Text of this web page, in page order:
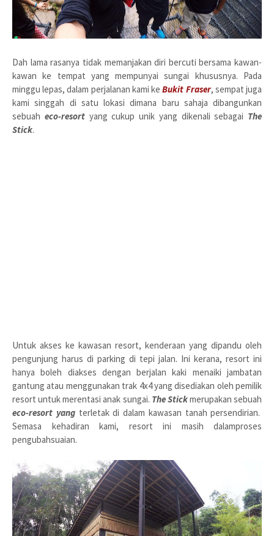
Dah lama rasanya tidak memanjakan diri bercuti bersama kawan-
kawan ke tempat yang mempunyai sungai khususnya. Pada
minggu lepas, dalam perjalanan kami keBukit Fraser, sempat juga
kami singgah di satu lokasi dimana baru sahaja dibangunkan
sebuah eco-resort yang cukup unik yang dikenali sebagai The
Stick.
Untuk akses ke kawasan resort, kenderaan yang dipandu oleh
pengunjung harus di parking di tepi jalan. Ini kerana, resort ini
hanya boleh diakses dengan berjalan kaki menaiki jambatan
gantung atau menggunakan trak 4x4 yang disediakan oleh pemilik
resort untuk merentasi anak sungai. The Stickmerupakan sebuah
eco-resort yang terletak di dalam kawasan tanah persendirian.
Semasa kehadiran kami, resort ini masih dalamproses
pengubahsuaian.